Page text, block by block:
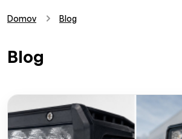
Domov Blog
Blog